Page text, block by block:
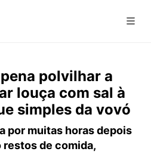
polvilhar a
louça com sal à
simples da vovó
por muitas horas depois
restos de comida,